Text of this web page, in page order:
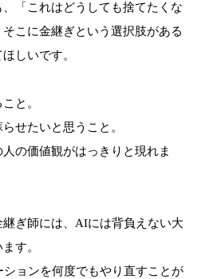
「これはどうしても捨てたくな
こに金継ぎという選択肢がある
しいです。
と。
せたいと思うこと。
の価値観がはっきりと現れま
ぎ師には、AIには背負えない大
す。
ョンを何度でもやり直すことが